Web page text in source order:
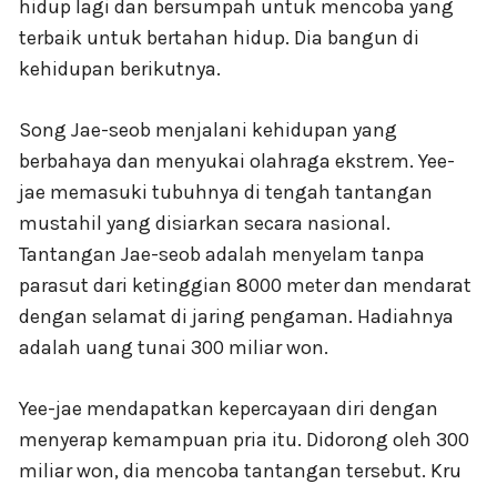
hidup lagi dan bersumpah untuk mencoba yang
terbaik untuk bertahan hidup. Dia bangun di
kehidupan berikutnya.
Song Jae-seob menjalani kehidupan yang
berbahaya dan menyukai olahraga ekstrem. Yee-
jae memasuki tubuhnya di tengah tantangan
mustahil yang disiarkan secara nasional.
Tantangan Jae-seob adalah menyelam tanpa
parasut dari ketinggian 8000 meter dan mendarat
dengan selamat di jaring pengaman. Hadiahnya
adalah uang tunai 300 miliar won.
Yee-jae mendapatkan kepercayaan diri dengan
menyerap kemampuan pria itu. Didorong oleh 300
miliar won, dia mencoba tantangan tersebut. Kru